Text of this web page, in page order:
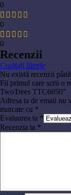
0
0
0
Recenzii
Curățați filtrele
Nu există recenzii
Fii primul care scrii o
TwoTrees TTC6050”
Adresa ta de email nu
marcate cu *
Evaluarea ta *
Recenzia ta *